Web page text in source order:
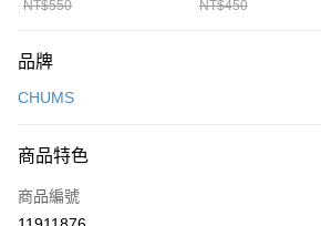
台灣樂天信用卡公司
AFTEE先享後付
【關於「AFTEE先享後付」】
便利好安心！
３．安心：先確認商品／服務後，再付款。
【「AFTEE先享後付」結帳流程】
１．於結帳方式選擇「AFTEE先享後付」後，將
運送方式
每筆NT$100，滿NT$1,500(含以上)免運費
宅配
NT$550
FZ3073133
NT$450
品牌
CHUMS
商品特色
商品編號